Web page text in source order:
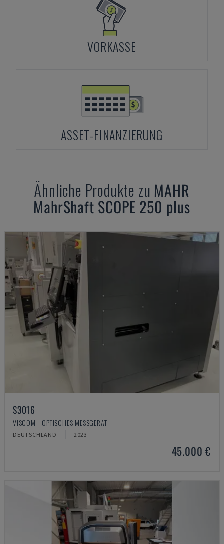
VORKASSE
ASSET-FINANZIERUNG
Ähnliche Produkte zu MAHR
MahrShaft SCOPE 250 plus
S3016
VISCOM - OPTISCHES MESSGERÄT
DEUTSCHLAND 2023
45.000 €